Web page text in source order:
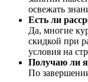
освежать
Есть ли
Да, многие
скидкой при
условия на
Получаю ли я
По